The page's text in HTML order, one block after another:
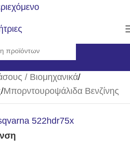
/ Βιομηχανικά/
/Μπορντουροψάλιδα Βενζίνης